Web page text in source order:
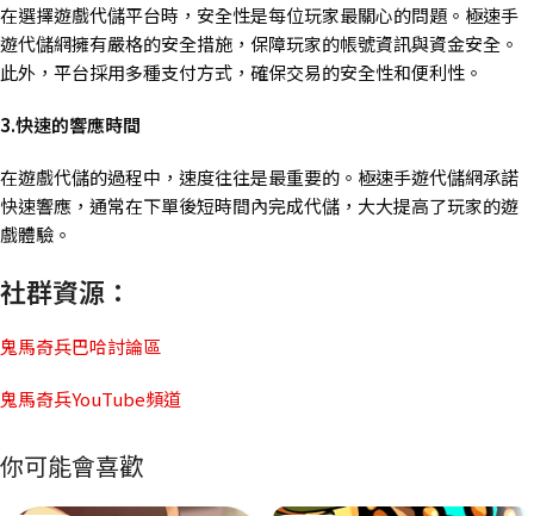
在選擇遊戲代儲平台時，安全性是每位玩家最關心的問題。極速手
遊代儲網擁有嚴格的安全措施，保障玩家的帳號資訊與資金安全。
此外，平台採用多種支付方式，確保交易的安全性和便利性。
3.快速的響應時間
在遊戲代儲的過程中，速度往往是最重要的。極速手遊代儲網承諾
快速響應，通常在下單後短時間內完成代儲，大大提高了玩家的遊
戲體驗。
社群資源：
鬼馬奇兵巴哈討論區
鬼馬奇兵YouTube頻道
你可能會喜歡